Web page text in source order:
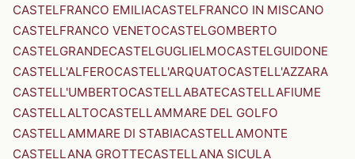
CASTELFRANCO EMILIACASTELFRANCO IN MISCANO
CASTELFRANCO VENETOCASTELGOMBERTO
CASTELGRANDECASTELGUGLIELMOCASTELGUIDONE
CASTELL'ALFEROCASTELL'ARQUATOCASTELL'AZZARA
CASTELL'UMBERTOCASTELLABATECASTELLAFIUME
CASTELLALTOCASTELLAMMARE DEL GOLFO
CASTELLAMMARE DI STABIACASTELLAMONTE
CASTELLANA GROTTECASTELLANA SICULA